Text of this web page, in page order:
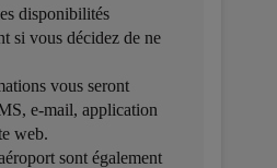
disponibilités
si vous décidez de ne
vous seront
e-mail, application
web.
sont également